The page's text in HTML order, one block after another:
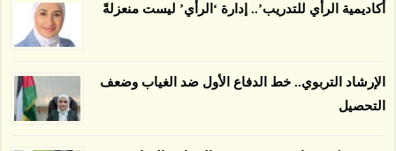
صديقة للبيئة 38 في المئة من زراعتها منذ عام 2007،
أكاديمية الرأي للتدريب’.. إدارة ‘الرأي’ ليست منعزلةً
الإرشاد التربوي.. خط الدفاع الأول ضد الغياب وضعف
التحصيل